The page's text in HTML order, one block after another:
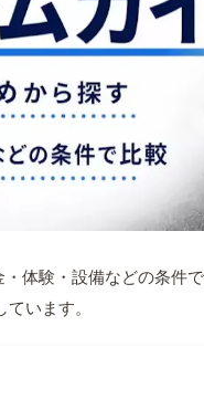
体験・設備などの条件
います。